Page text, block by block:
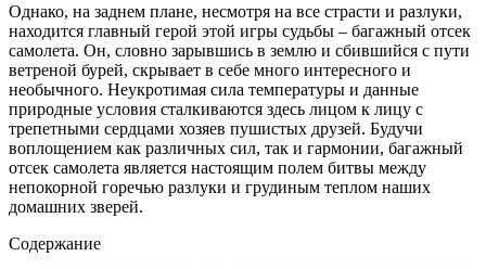
Однако, на заднем плане, несмотря на все страсти и разлуки,
находится главный герой этой игры судьбы – багажный отсек
самолета. Он, словно зарывшись в землю и сбившийся с пути
ветреной бурей, скрывает в себе много интересного и
необычного. Неукротимая сила температуры и данные
природные условия сталкиваются здесь лицом к лицу с
трепетными сердцами хозяев пушистых друзей. Будучи
воплощением как различных сил, так и гармонии, багажный
отсек самолета является настоящим полем битвы между
непокорной горечью разлуки и грудиным теплом наших
домашних зверей.
Содержание